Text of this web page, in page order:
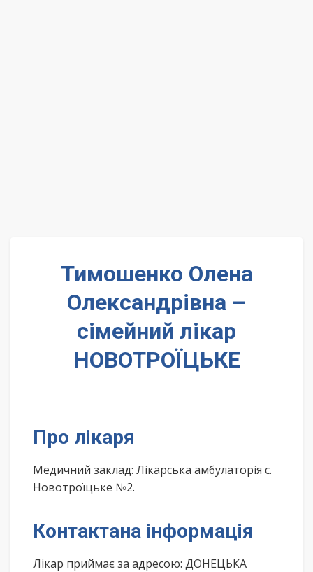
Тимошенко Олена
Олександрівна –
сімейний лікар
НОВОТРОЇЦЬКЕ
Про лікаря
Медичний заклад: Лікарська амбулаторія с.
Новотроїцьке №2.
Контактана інформація
Лікар приймає за адресою: ДОНЕЦЬКА